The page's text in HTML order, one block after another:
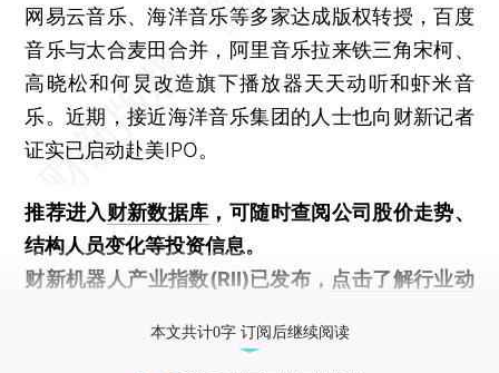
网易云音乐、海洋音乐等多家达成版权转授，百度
音乐与太合麦田合并，阿里音乐拉来铁三角宋柯、
高晓松和何炅改造旗下播放器天天动听和虾米音
乐。近期，接近海洋音乐集团的人士也向财新记者
证实已启动赴美IPO。
推荐进入财新数据库 ，可随时查阅公司股价走势、
结构人员变化等投资信息。
财新机器人产业指数(RII)已发布， 点击了解行业动
本文共计0字 订阅后继续阅读